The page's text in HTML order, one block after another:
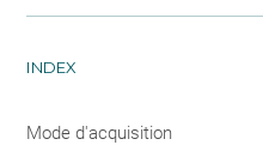
INDEX
Mode d'acquisition